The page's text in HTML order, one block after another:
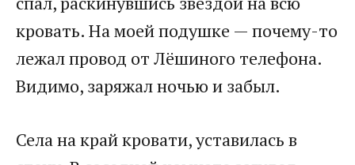
кровать. На моей подушке — почему-то
лежал провод от Лёшиного телефона.
Видимо, заряжал ночью и забыл.
Села на край кровати, уставилась в